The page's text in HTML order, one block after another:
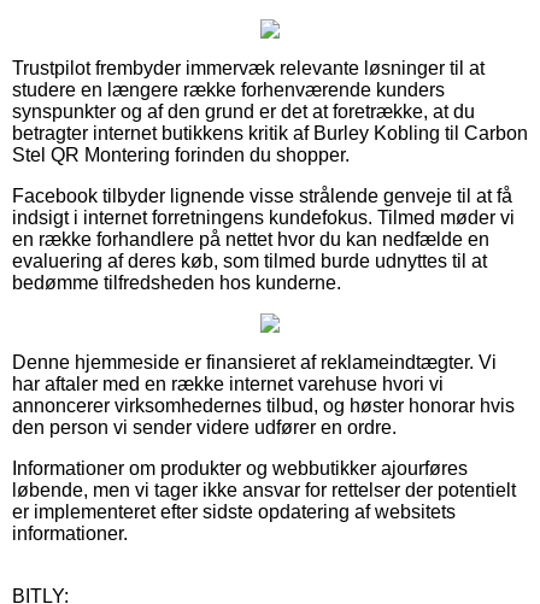
Trustpilot frembyder immervæk relevante løsninger til at
studere en længere række forhenværende kunders
synspunkter og af den grund er det at foretrække, at du
betragter internet butikkens kritik af Burley Kobling til Carbon
Stel QR Montering forinden du shopper.
Facebook tilbyder lignende visse strålende genveje til at få
indsigt i internet forretningens kundefokus. Tilmed møder vi
en række forhandlere på nettet hvor du kan nedfælde en
evaluering af deres køb, som tilmed burde udnyttes til at
bedømme tilfredsheden hos kunderne.
Denne hjemmeside er finansieret af reklameindtægter. Vi
har aftaler med en række internet varehuse hvori vi
annoncerer virksomhedernes tilbud, og høster honorar hvis
den person vi sender videre udfører en ordre.
Informationer om produkter og webbutikker ajourføres
løbende, men vi tager ikke ansvar for rettelser der potentielt
er implementeret efter sidste opdatering af websitets
informationer.
BITLY: